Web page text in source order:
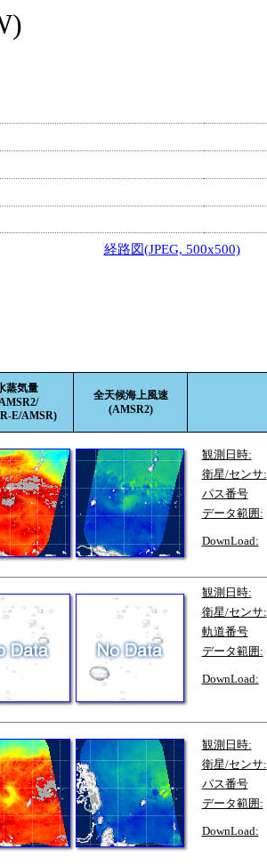
経路図(JPEG, 500x500)
蒸気量
E/AMSR)
全天候海上風速
(AMSR2)
観測日時:
衛星/センサ:
パス番号
データ範囲:
DownLoad:
観測日時:
衛星/センサ:
軌道番号
データ範囲:
DownLoad:
観測日時:
衛星/センサ:
パス番号
データ範囲:
DownLoad: